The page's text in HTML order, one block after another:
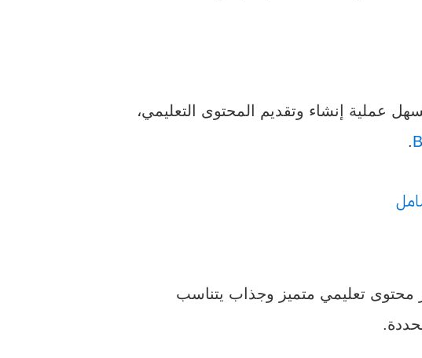
عملية إنشاء وتقديم المحتوى التعليمي،
.
محتوى تعليمي متميز وجذاب يتناسب